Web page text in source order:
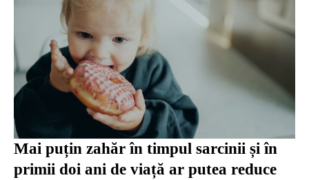
Mai puțin zahăr în timpul sarcinii și în
primii doi ani de viață ar putea reduce